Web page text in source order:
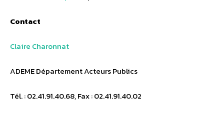
Contact
Claire Charonnat
ADEME Département Acteurs Publics
Tél. : 02.41.91.40.68, Fax : 02.41.91.40.02